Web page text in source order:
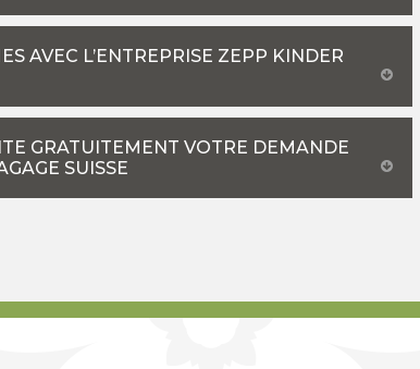
AVEC L’ENTREPRISE ZEPP KINDER
GRATUITEMENT VOTRE DEMANDE
SUISSE